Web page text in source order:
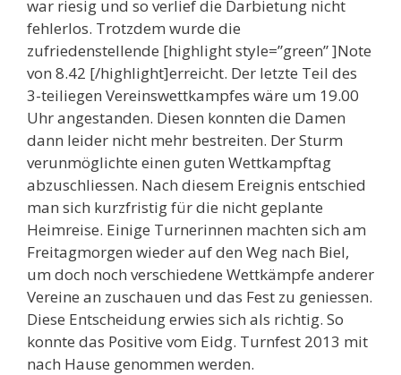
war riesig und so verlief die Darbietung nicht
fehlerlos. Trotzdem wurde die
zufriedenstellende [highlight style=”green” ]Note
von 8.42 [/highlight]erreicht. Der letzte Teil des
3-teiliegen Vereinswettkampfes wäre um 19.00
Uhr angestanden. Diesen konnten die Damen
dann leider nicht mehr bestreiten. Der Sturm
verunmöglichte einen guten Wettkampftag
abzuschliessen. Nach diesem Ereignis entschied
man sich kurzfristig für die nicht geplante
Heimreise. Einige Turnerinnen machten sich am
Freitagmorgen wieder auf den Weg nach Biel,
um doch noch verschiedene Wettkämpfe anderer
Vereine an zuschauen und das Fest zu geniessen.
Diese Entscheidung erwies sich als richtig. So
konnte das Positive vom Eidg. Turnfest 2013 mit
nach Hause genommen werden.